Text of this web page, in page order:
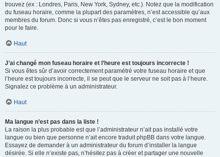
trouvez (ex : Londres, Paris, New York, Sydney, etc.). Notez que la modification
du fuseau horaire, comme la plupart des paramètres, n’est accessible qu’aux
membres du forum. Donc si vous n’êtes pas enregistré, c’est le bon moment
pour le faire.
Haut
J’ai changé mon fuseau horaire et l’heure est toujours incorrecte !
Si vous êtes sûr d’avoir correctement paramétré votre fuseau horaire et que
l’heure est toujours incorrecte, il se peut que le serveur ne soit pas à l’heure.
Signalez ce problème à un administrateur.
Haut
Ma langue n’est pas dans la liste !
La raison la plus probable est que l’administrateur n’ait pas installé votre
langue ou bien que personne n’ait encore traduit phpBB dans votre langue.
Essayez de demander à un administrateur du forum d’installer la langue
désirée. Si elle n’existe pas, n’hésitez pas à créer et partager une nouvelle